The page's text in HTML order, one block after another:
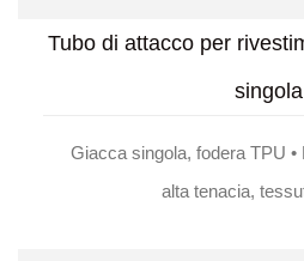
Tubo di attacco per
singola
Giacca singola, fodera TPU • Filato in poliestere ad
alta tenacia,